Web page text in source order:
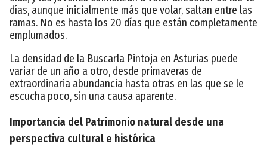
días, aunque inicialmente más que volar, saltan entre las
ramas. No es hasta los 20 días que están completamente
emplumados.
La densidad de la Buscarla Pintoja en Asturias puede
variar de un año a otro, desde primaveras de
extraordinaria abundancia hasta otras en las que se le
escucha poco, sin una causa aparente.
Importancia del Patrimonio natural desde una
perspectiva cultural e histórica